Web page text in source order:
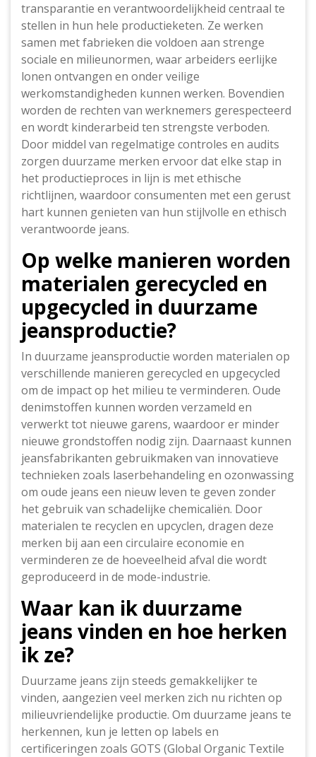
transparantie en verantwoordelijkheid centraal te
stellen in hun hele productieketen. Ze werken
samen met fabrieken die voldoen aan strenge
sociale en milieunormen, waar arbeiders eerlijke
lonen ontvangen en onder veilige
werkomstandigheden kunnen werken. Bovendien
worden de rechten van werknemers gerespecteerd
en wordt kinderarbeid ten strengste verboden.
Door middel van regelmatige controles en audits
zorgen duurzame merken ervoor dat elke stap in
het productieproces in lijn is met ethische
richtlijnen, waardoor consumenten met een gerust
hart kunnen genieten van hun stijlvolle en ethisch
verantwoorde jeans.
Op welke manieren worden
materialen gerecycled en
upgecycled in duurzame
jeansproductie?
In duurzame jeansproductie worden materialen op
verschillende manieren gerecycled en upgecycled
om de impact op het milieu te verminderen. Oude
denimstoffen kunnen worden verzameld en
verwerkt tot nieuwe garens, waardoor er minder
nieuwe grondstoffen nodig zijn. Daarnaast kunnen
jeansfabrikanten gebruikmaken van innovatieve
technieken zoals laserbehandeling en ozonwassing
om oude jeans een nieuw leven te geven zonder
het gebruik van schadelijke chemicaliën. Door
materialen te recyclen en upcyclen, dragen deze
merken bij aan een circulaire economie en
verminderen ze de hoeveelheid afval die wordt
geproduceerd in de mode-industrie.
Waar kan ik duurzame
jeans vinden en hoe herken
ik ze?
Duurzame jeans zijn steeds gemakkelijker te
vinden, aangezien veel merken zich nu richten op
milieuvriendelijke productie. Om duurzame jeans te
herkennen, kun je letten op labels en
certificeringen zoals GOTS (Global Organic Textile